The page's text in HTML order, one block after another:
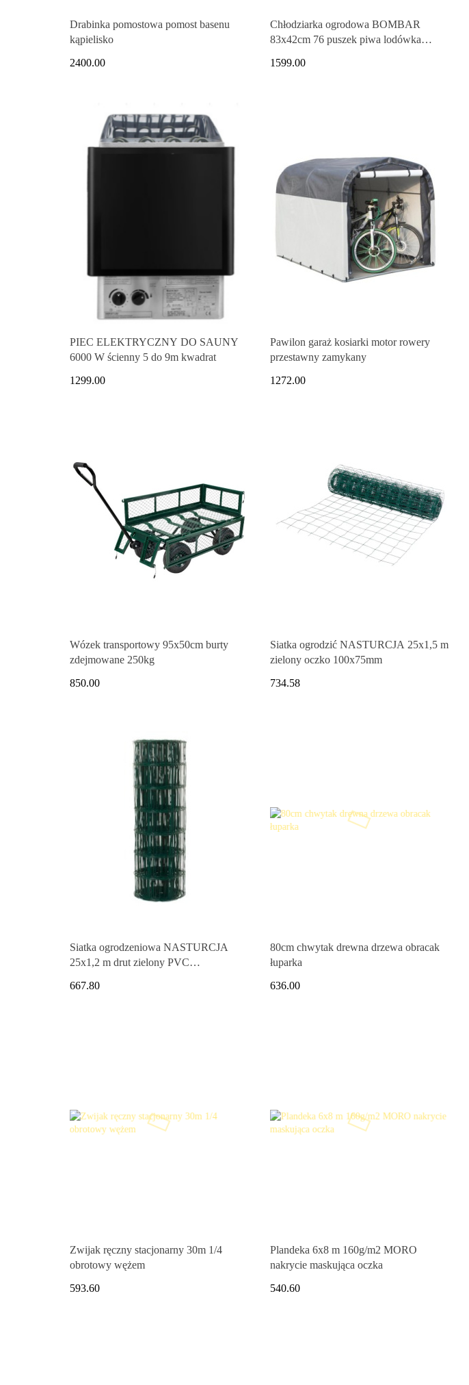
Drabinka pomostowa pomost basenu
kąpielisko
2400.00
Chłodziarka ogrodowa BOMBAR
83x42cm 76 puszek piwa lodówka
1599.00
PIEC ELEKTRYCZNY DO SAUNY
6000 W ścienny 5 do 9m kwadrat
1299.00
Pawilon garaż kosiarki motor rowery
przestawny zamykany
1272.00
Wózek transportowy 95x50cm burty
zdejmowane 250kg
850.00
Siatka ogrodzić NASTURCJA 25x1,5 m
zielony oczko 100x75mm
734.58
Siatka ogrodzeniowa NASTURCJA
25x1,2 m drut zielony PVC
667.80
80cm chwytak drewna drzewa obracak
łuparka
636.00
Zwijak ręczny stacjonarny 30m 1/4
obrotowy wężem
593.60
Plandeka 6x8 m 160g/m2 MORO
nakrycie maskująca oczka
540.60